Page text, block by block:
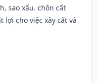
sao xấu. chôn cất
cho việc xây cất và